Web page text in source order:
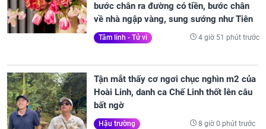
bước chân ra đường có tiền, bước chân
về nhà ngập vàng, sung sướng như Tiên
Tâm linh - Tử vi 4 giờ 51 phút trước
Tận mắt thấy cơ ngơi chục nghìn m2 của
Hoài Linh, danh ca Chế Linh thốt lên câu
bất ngờ
Hậu trường 8 giờ 0 phút trước